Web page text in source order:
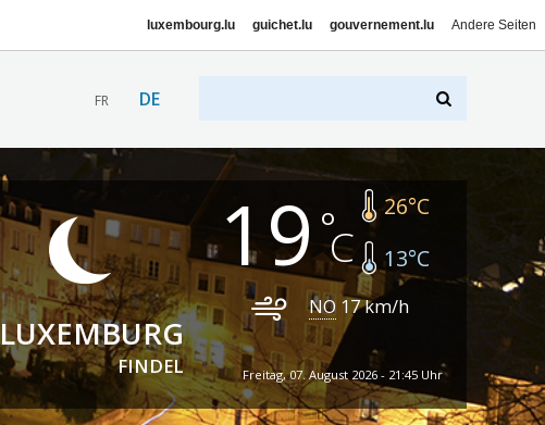
luxembourg.lu guichet.lu gouvernement.lu Andere Seiten
FR DE
LUXEMBURG
FINDEL
19 26°C
13°C
NO 17km/h
Freitag, 07. August 2026 - 21:45 Uhr